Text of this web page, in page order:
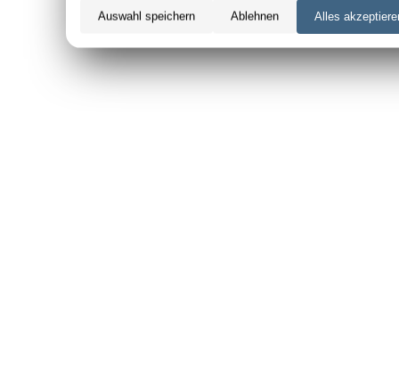
Auswahl speichern Ablehnen Alles